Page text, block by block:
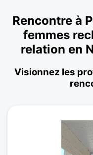
Rencontre à
femmes
relation en
Visionnez les